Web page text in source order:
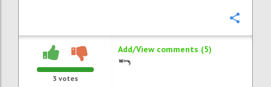
3 votes
Add/View comments (5)